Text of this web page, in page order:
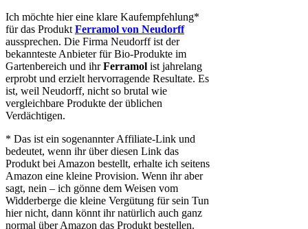
Ich möchte hier eine klare Kaufempfehlung*
für das Produkt Ferramol von Neudorff
aussprechen. Die Firma Neudorff ist der
bekannteste Anbieter für Bio-Produkte im
Gartenbereich und ihrFerramol ist jahrelang
erprobt und erzielt hervorragende Resultate. Es
ist, weil Neudorff, nicht so brutal wie
vergleichbare Produkte der üblichen
Verdächtigen.
* Das ist ein sogenannter Affiliate-Link und
bedeutet, wenn ihr über diesen Link das
Produkt bei Amazon bestellt, erhalte ich seitens
Amazon eine kleine Provision. Wenn ihr aber
sagt, nein – ich gönne dem Weisen vom
Widderberge die kleine Vergütung für sein Tun
hier nicht, dann könnt ihr natürlich auch ganz
normal über Amazon das Produkt bestellen.